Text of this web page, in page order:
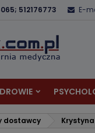
512176773 E-
dostawcy